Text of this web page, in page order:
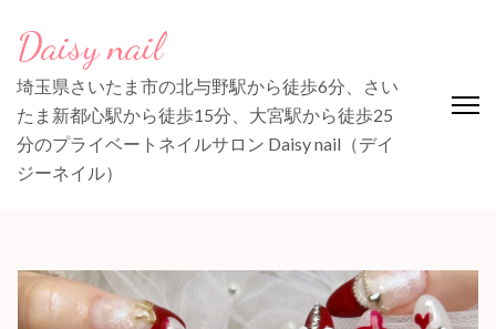
(Enter
Daisy nail
埼玉県さいたま市の北与野駅から徒歩6分、さい
たま新都心駅から徒歩15分、大宮駅から徒歩25
分のプライベートネイルサロン Daisy nail（デイ
ジーネイル）